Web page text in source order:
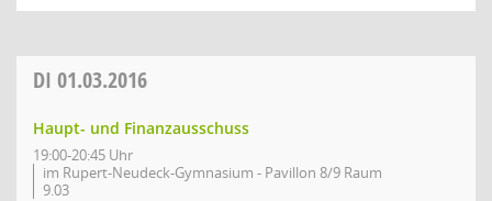
DI 01.03.2016
Haupt- und Finanzausschuss
19:00-20:45 Uhr
im Rupert-Neudeck-Gymnasium - Pavillon 8/9 Raum
9.03